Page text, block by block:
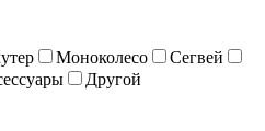
Моноколесо
Сегвей
Другой